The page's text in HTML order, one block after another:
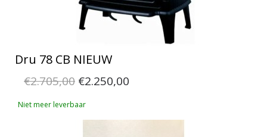
Dru 78 CB NIEUW
€2.705,00 €2.250,00
Niet meer leverbaar